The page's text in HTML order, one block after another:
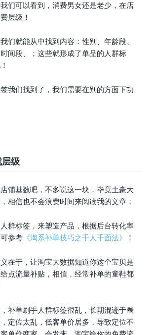
们可以看到，消费男女还是老少，在店
层级！
们就能从中找到内容：性别、年龄段、
间段、；这些就形成了单品的人群标
我们找到了，我们需要在别的方面下功
层级
铺基数吧，不多说这一块，毕竟土豪大
相信也不会浪费时间来阅读我的文章；
群标签，来塑造产品，根据后台转化率
参考 《淘系补单技巧之千人千面法》 ！
在于，让淘宝大数据知道你这个宝贝是
点流量补贴，相信，经常补单的童鞋都
补单刷手人群标签很乱，长期混迹于圈
定位太乱，低客单价居多，导致定位不